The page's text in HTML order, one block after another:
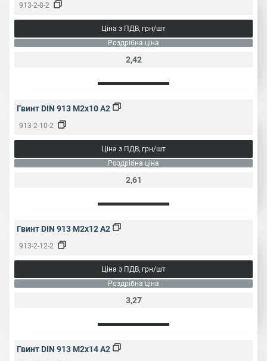
913-2-8-2
Ціна з ПДВ, грн/шт
Роздрібна ціна
2,42
Гвинт DIN 913 M2x10 A2
913-2-10-2
Ціна з ПДВ, грн/шт
Роздрібна ціна
2,61
Гвинт DIN 913 M2x12 A2
913-2-12-2
Ціна з ПДВ, грн/шт
Роздрібна ціна
3,27
Гвинт DIN 913 M2x14 A2